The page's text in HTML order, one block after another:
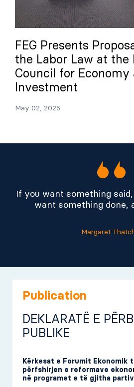
FEG Presents
the Labor Law at the
Council for Economy
Investment
May 02, 2025
If you want something
want something done,
Margaret
Publication
DEKLARATË E
PUBLIKE
Kërkesat e Forumit Ekonomik
përfshirjen e reformave
në programet e të gjitha